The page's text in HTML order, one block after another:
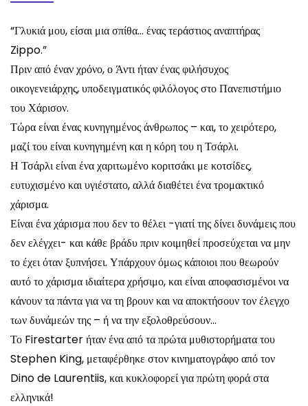
“Γλυκιά μου, είσαι μια σπίθα… ένας τεράστιος αναπτήρας
Zippo.”
Πριν από έναν χρόνο, ο Άντι ήταν ένας φιλήσυχος
οικογενειάρχης, υποδειγματικός φιλόλογος στο Πανεπιστήμιο
του Χάρισον.
Τώρα είναι ένας κυνηγημένος άνθρωπος – και, το χειρότερο,
μαζί του είναι κυνηγημένη και η κόρη του η Τσάρλι.
Η Τσάρλι είναι ένα χαριτωμένο κοριτσάκι με κοτσίδες,
ευτυχισμένο και υγιέστατο, αλλά διαθέτει ένα τρομακτικό
χάρισμα.
Είναι ένα χάρισμα που δεν το θέλει -γιατί της δίνει δυνάμεις που
δεν ελέγχει- και κάθε βράδυ πριν κοιμηθεί προσεύχεται να μην
το έχει όταν ξυπνήσει. Υπάρχουν όμως κάποιοι που θεωρούν
αυτό το χάρισμα ιδιαίτερα χρήσιμο, και είναι αποφασισμένοι να
κάνουν τα πάντα για να τη βρουν και να αποκτήσουν τον έλεγχο
των δυνάμεών της – ή να την εξολοθρεύσουν…
Το Firestarter ήταν ένα από τα πρώτα μυθιστορήματα του
Stephen King, μεταφέρθηκε στον κινηματογράφο από τον
Dino de Laurentiis, και κυκλοφορεί για πρώτη φορά στα
ελληνικά!